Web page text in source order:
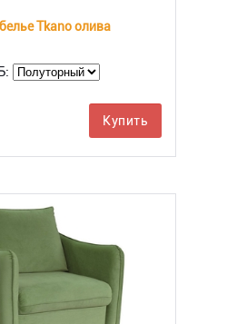
Tkano олива
Купить